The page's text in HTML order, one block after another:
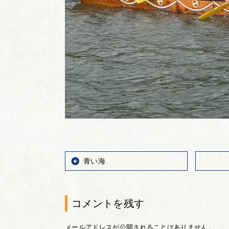
青い海
コメントを残す
メールアドレスが公開されることはありません。